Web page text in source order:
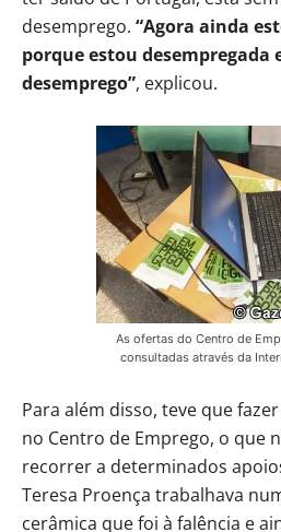
desemprego. “Agora ainda
porque estou desempregada
desemprego”, explicou.
As ofertas do Centro de
consultadas através da
Para além disso, teve que
no Centro de Emprego, o que
recorrer a determinados
Teresa Proença trabalhava
cerâmica que foi à falência e